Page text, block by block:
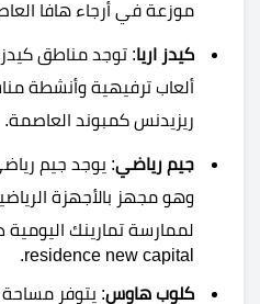
موزعة في أرجاء هافا
كيدز اريا: توجد مناطق
ألعاب ترفيهية وأنشطة
ريزيدنس كمبوند العاصمة.
جيم رياضي: يوجد جيم
وهو مجهز بالأجهزة
residence new capital.
كلوب هاوس: يتوفر